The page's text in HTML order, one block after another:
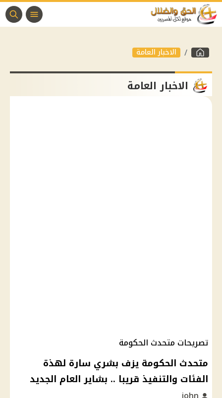
الاخبار العامة
الاخبار العامة
تصريحات متحدث الحكومة
متحدث الحكومة يزف بشري سارة لهذة
الفئات والتنفيذ قريبا .. بشاير العام الجديد